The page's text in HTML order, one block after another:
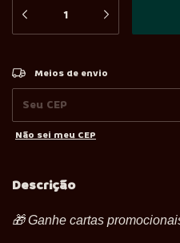
Entregas para o CEP:
Meios de envio
Não sei meu CEP
Descrição
🎁Ganhe cartas